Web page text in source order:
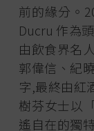
前的緣分。
Ducru 作為
由飲食界名
郭偉信、紀
字,最終由紅
樹芬女士以
遙自在的獨